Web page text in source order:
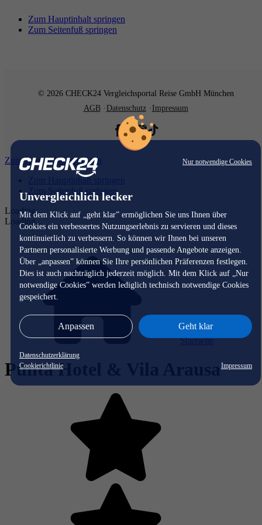
Nur notwendige Cookies
Unvergleichlich lecker
Mit dem Klick auf „geht klar” ermöglichen Sie uns Ihnen über
Cookies ein verbessertes Nutzungserlebnis zu servieren und dieses
kontinuierlich zu verbessern. So können wir Ihnen bei unseren
Partnern personalisierte Werbung und passende Angebote anzeigen.
Über „anpassen” können Sie Ihre persönlichen Präferenzen festlegen.
Dies ist auch nachträglich jederzeit möglich. Mit dem Klick auf „Nur
notwendige Cookies” werden lediglich technisch notwendige Cookies
gespeichert.
Anpassen Geht klar
Datenschutzerklärung
Cookierichtlinie
Impressum
Zum Hauptinhalt springen
Zum Seitenfuß springen
© 2026 CHECK24 Vergleichsportal Reise GmbH München
AGB
Datenschutz Impressum
Zum Hauptinhalt springen
Zum Hauptinhalt springen
Zum Seitenfuß springen
Loading...
Loading...
Startseite
Punta Hotel & Vila Arausa